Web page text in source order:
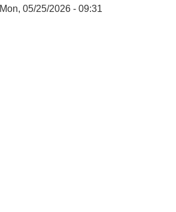
Mon, 05/25/2026 - 09:31